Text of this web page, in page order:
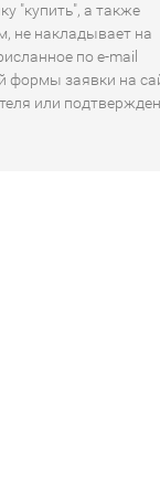
"купить", а также
не накладывает на
по e-mail
формы заявки на
или